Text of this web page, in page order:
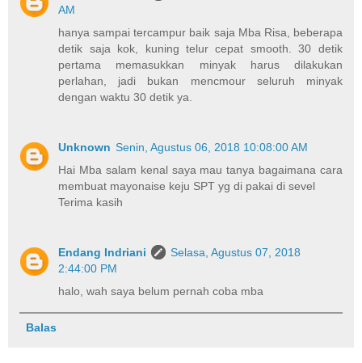
AM
hanya sampai tercampur baik saja Mba Risa, beberapa
detik saja kok, kuning telur cepat smooth. 30 detik
pertama memasukkan minyak harus dilakukan
perlahan, jadi bukan mencmour seluruh minyak
dengan waktu 30 detik ya.
Unknown Senin, Agustus 06, 2018 10:08:00 AM
Hai Mba salam kenal saya mau tanya bagaimana cara
membuat mayonaise keju SPT yg di pakai di sevel
Terima kasih
Endang Indriani
Selasa, Agustus 07, 2018
2:44:00 PM
halo, wah saya belum pernah coba mba
Balas